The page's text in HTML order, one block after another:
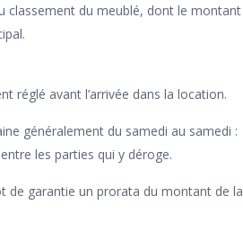
classement du meublé, dont le montant
réglé avant l’arrivée dans la location.
généralement du samedi au samedi :
les parties qui y déroge.
de garantie un prorata du montant de la